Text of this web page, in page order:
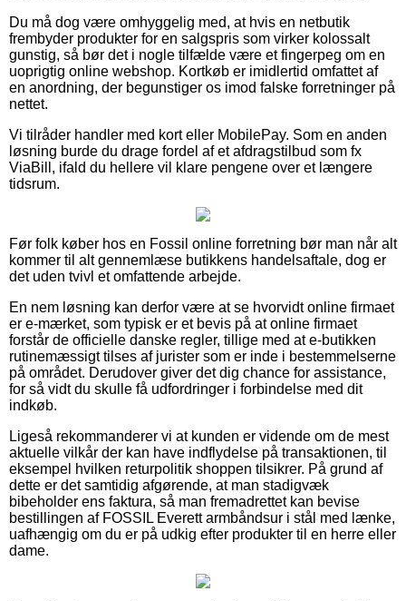
Du må dog være omhyggelig med, at hvis en netbutik
frembyder produkter for en salgspris som virker kolossalt
gunstig, så bør det i nogle tilfælde være et fingerpeg om en
uoprigtig online webshop. Kortkøb er imidlertid omfattet af
en anordning, der begunstiger os imod falske forretninger på
nettet.
Vi tilråder handler med kort eller MobilePay. Som en anden
løsning burde du drage fordel af et afdragstilbud som fx
ViaBill, ifald du hellere vil klare pengene over et længere
tidsrum.
Før folk køber hos en Fossil online forretning bør man når alt
kommer til alt gennemlæse butikkens handelsaftale, dog er
det uden tvivl et omfattende arbejde.
En nem løsning kan derfor være at se hvorvidt online firmaet
er e-mærket, som typisk er et bevis på at online firmaet
forstår de officielle danske regler, tillige med at e-butikken
rutinemæssigt tilses af jurister som er inde i bestemmelserne
på området. Derudover giver det dig chance for assistance,
for så vidt du skulle få udfordringer i forbindelse med dit
indkøb.
Ligeså rekommanderer vi at kunden er vidende om de mest
aktuelle vilkår der kan have indflydelse på transaktionen, til
eksempel hvilken returpolitik shoppen tilsikrer. På grund af
dette er det samtidig afgørende, at man stadigvæk
bibeholder ens faktura, så man fremadrettet kan bevise
bestillingen af FOSSIL Everett armbåndsur i stål med lænke,
uafhængig om du er på udkig efter produkter til en herre eller
dame.